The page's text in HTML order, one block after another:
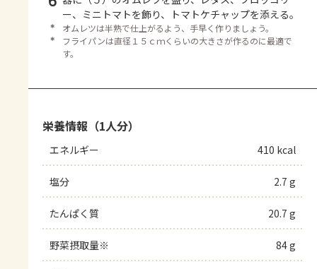
ー、ミニトマトを飾り、トマトケチャップを添える。
＊
オムレツは半熟で仕上がるよう、手早く作りましょう。
＊
フライパンは直径１５ｃｍくらいの大きさが作るのに最適で
す。
栄養情報（1人分）
エネルギー 410 kcal
塩分 2.7 g
たんぱく質 20.7 g
野菜摂取量※ 84 g